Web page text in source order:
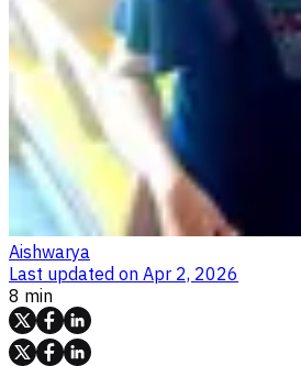
Aishwarya
Last updated on Apr 2, 2026
8 min